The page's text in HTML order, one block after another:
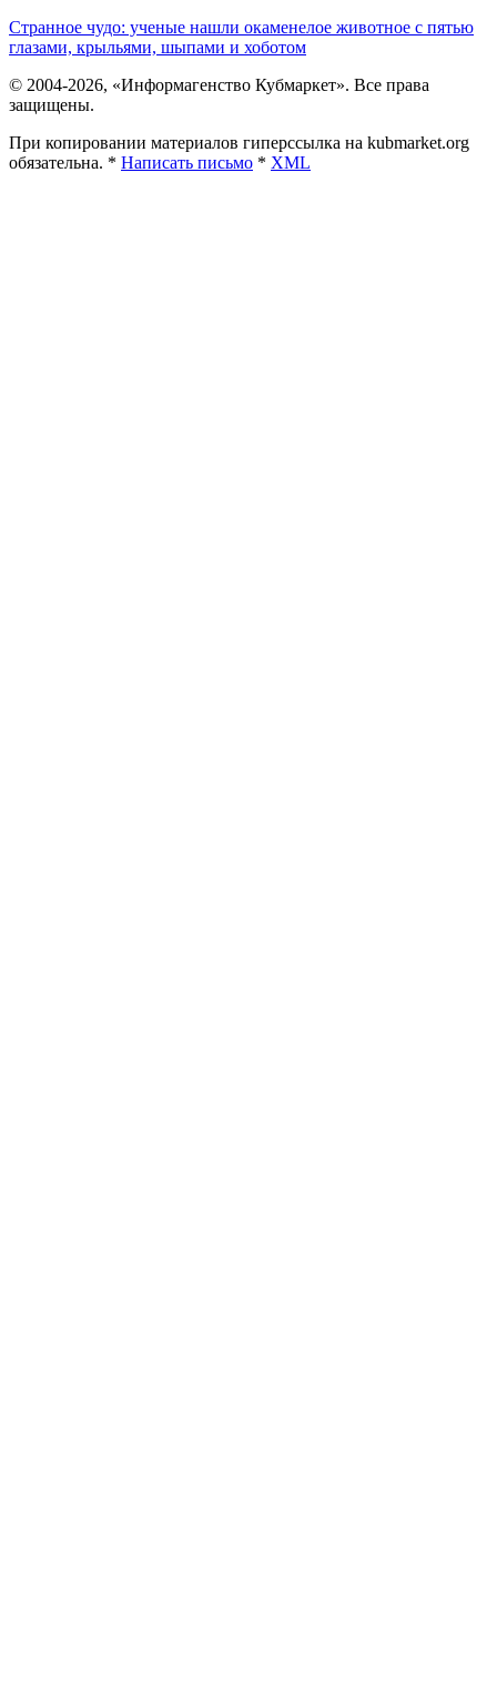
Странное чудо: ученые нашли окаменелое животное с пятью
глазами, крыльями, шыпами и хоботом
© 2004-2026, «Информагенство Кубмаркет». Все права
защищены.
При копировании материалов гиперссылка на kubmarket.org
обязательна. * Написать письмо * XML